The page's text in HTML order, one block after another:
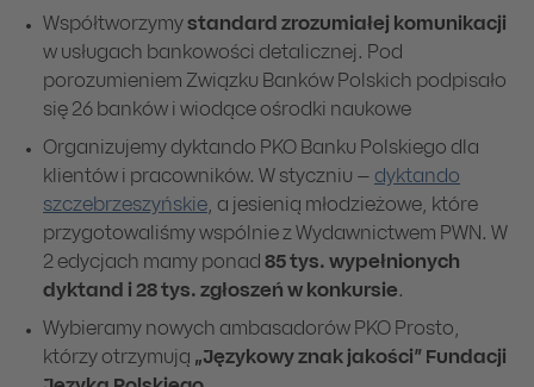
Współtworzymy standard zrozumiałej komunikacji
w usługach bankowości detalicznej. Pod
porozumieniem Związku Banków Polskich podpisało
się 26 banków i wiodące ośrodki naukowe
Organizujemy dyktando PKO Banku Polskiego dla
klientów i pracowników. W styczniu – dyktando
szczebrzeszyńskie, a jesienią młodzieżowe, które
przygotowaliśmy wspólnie z Wydawnictwem PWN. W
2 edycjach mamy ponad 85 tys. wypełnionych
dyktand i 28 tys. zgłoszeń w konkursie.
Wybieramy nowych ambasadorów PKO Prosto,
którzy otrzymują „Językowy znak jakości” Fundacji